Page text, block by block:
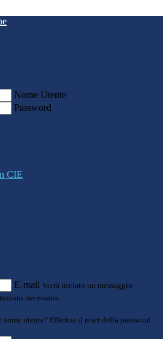
Nome Utente
Password
CIE
E-mail Verrà inviato un messaggio
necessarie.
utente? Effettua il reset della password